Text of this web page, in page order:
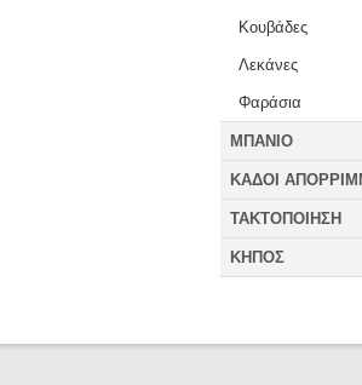
Κουβάδες
Λεκάνες
Φαράσια
ΜΠΑΝΙΟ
ΚΑΔΟΙ
ΤΑΚΤΟΠΟΙΗΣΗ
ΚΗΠΟΣ